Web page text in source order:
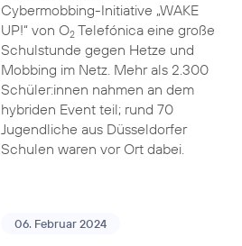
Cybermobbing-Initiative „WAKE
UP!“ von O2Telefónica eine große
Schulstunde gegen Hetze und
Mobbing im Netz. Mehr als 2.300
Schüler:innen nahmen an dem
hybriden Event teil; rund 70
Jugendliche aus Düsseldorfer
Schulen waren vor Ort dabei.
06. Februar 2024